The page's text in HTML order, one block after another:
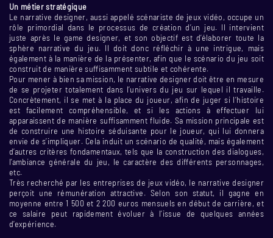
Un métier stratégique
Le narrative designer, aussi appelé scénariste de jeux vidéo, occupe un
rôle primordial dans le processus de création d’un jeu. Il intervient
juste après le game designer, et son objectif est d’élaborer toute la
sphère narrative du jeu. Il doit donc réfléchir à une intrigue, mais
également à la manière de la présenter, afin que le scénario du jeu soit
construit de manière suffisamment subtile et cohérente.
Pour mener à bien sa mission, le narrative designer doit être en mesure
de se projeter totalement dans l’univers du jeu sur lequel il travaille.
Concrètement, il se met à la place du joueur, afin de juger si l’histoire
est facilement compréhensible, et si les actions à effectuer lui
apparaissent de manière suffisamment fluide. Sa mission principale est
de construire une histoire séduisante pour le joueur, qui lui donnera
envie de s’impliquer. Cela induit un scénario de qualité, mais également
d’autres critères fondamentaux, tels que la construction des dialogues,
l’ambiance générale du jeu, le caractère des différents personnages,
etc.
Très recherché par les entreprises de jeux vidéo, le narrative designer
perçoit une rémunération attractive. Selon son statut, il gagne en
moyenne entre 1 500 et 2 200 euros mensuels en début de carrière, et
ce salaire peut rapidement évoluer à l’issue de quelques années
d’expérience.